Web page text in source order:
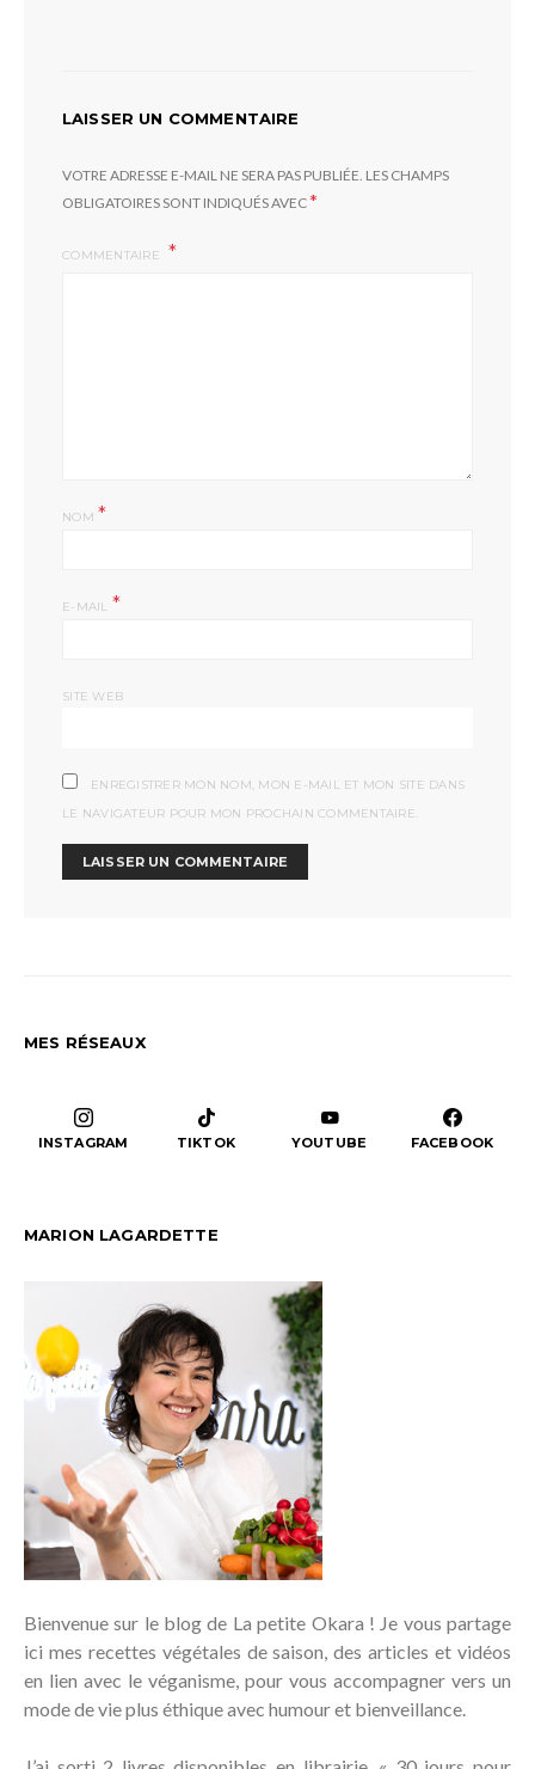
LAISSER UN COMMENTAIRE
VOTRE ADRESSE E-MAIL NE SERA PAS PUBLIÉE. LES CHAMPS
OBLIGATOIRES SONT INDIQUÉS AVEC*
COMMENTAIRE
NOM *
E-MAIL *
SITE WEB
ENREGISTRER MON NOM, MON E-MAIL ET MON SITE DANS
LE NAVIGATEUR POUR MON PROCHAIN COMMENTAIRE.
MES RÉSEAUX
INSTAGRAM TIKTOK YOUTUBE FACEBOOK
MARION LAGARDETTE
Bienvenue sur le blog de La petite Okara ! Je vous partage
ici mes recettes végétales de saison, des articles et vidéos
en lien avec le véganisme, pour vous accompagner vers un
mode de vie plus éthique avec humour et bienveillance.